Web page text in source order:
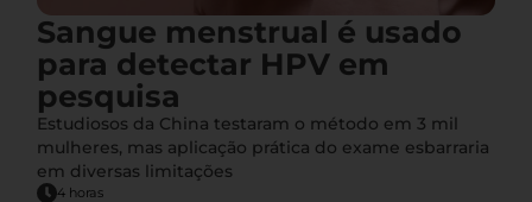
Sangue menstrual é usado
para detectar HPV em
pesquisa
Estudiosos da China testaram o método em 3 mil
mulheres, mas aplicação prática do exame esbarraria
em diversas limitações
4 horas